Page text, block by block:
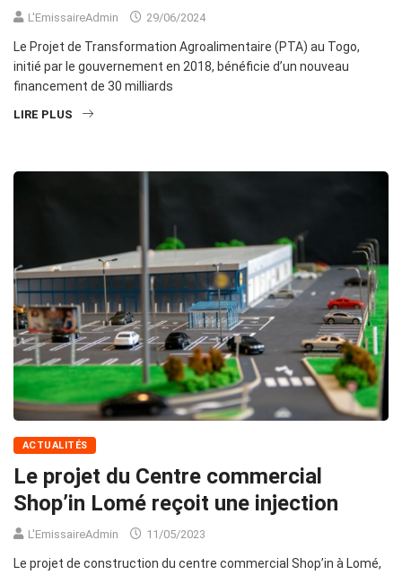
L'EmissaireAdmin 29/06/2024
Le Projet de Transformation Agroalimentaire (PTA) au Togo,
initié par le gouvernement en 2018, bénéficie d’un nouveau
financement de 30 milliards
LIRE PLUS
ACTUALITÉS
Le projet du Centre commercial
Shop’in Lomé reçoit une injection
L'EmissaireAdmin 11/05/2023
Le projet de construction du centre commercial Shop’in à Lomé,